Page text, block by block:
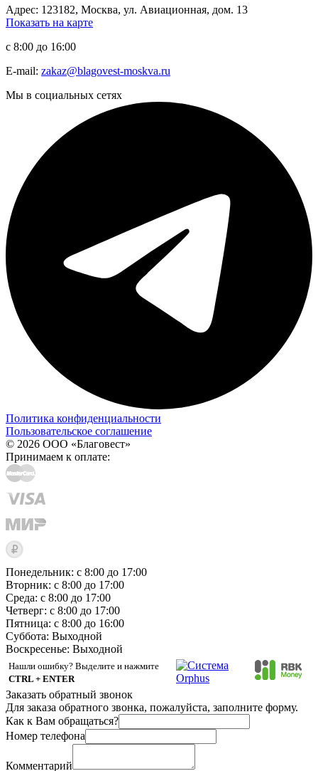
Адрес: 123182, Москва, ул. Авиационная, дом. 13
Показать на карте
с 8:00 до 16:00
E-mail: zakaz@blagovest-moskva.ru
Мы в социальных сетях
Политика конфиденциальности
Пользовательское соглашение
© 2026 ООО «Благовест»
Принимаем к оплате:
Понедельник: с 8:00 до 17:00
Вторник: с 8:00 до 17:00
Среда: с 8:00 до 17:00
Четверг: с 8:00 до 17:00
Пятница: с 8:00 до 16:00
Суббота: Выходной
Воскресенье: Выходной
Нашли ошибку? Выделите и нажмите
CTRL + ENTER
Заказать обратный звонок
Для заказа обратного звонка, пожалуйста, заполните форму.
Как к Вам обращаться?
Номер телефона
Комментарий